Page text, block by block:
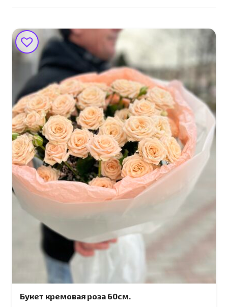
Букет кремовая роза 60см.